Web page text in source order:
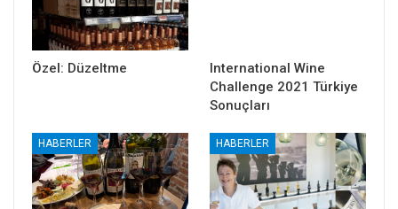
Özel: Düzeltme
International Wine
Challenge 2021 Türkiye
Sonuçları
HABERLER HABERLER